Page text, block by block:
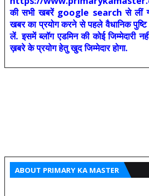
की सभी खबरें google search से लीं
खबर का प्रयोग करने से पहले वैधानिक
लें. इसमें ब्लॉग एडमिन की कोई जिम्मेदारी
ख़बरे के प्रयोग हेतु खुद जिम्मेदार होगा.
ABOUT PRIMARY KA MASTER